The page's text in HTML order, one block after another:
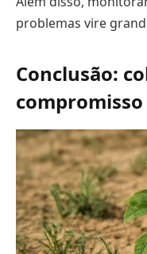
problemas vire
Conclusão: